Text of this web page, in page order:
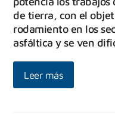
de tierra, con el
rodamiento en los
asfáltica y se ven
Leer más